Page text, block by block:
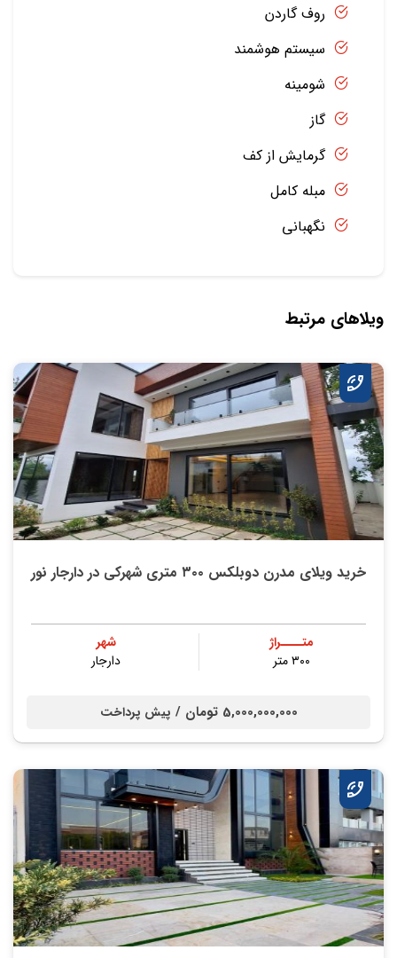
روف گاردن
سیستم هوشمند
شومینه
گاز
گرمایش از کف
مبله کامل
نگهبانی
ویلاهای مرتبط
خرید ویلای مدرن دوبلکس ۳۰۰ متری شهرکی در دارجار نور
متــــراژ
۳۰۰ متر
شهر
دارجار
5,000,000,000 تومان / پیش پرداخت